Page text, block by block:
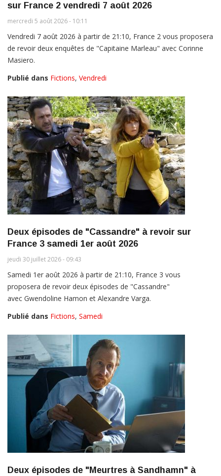
sur France 2 vendredi 7 août 2026
mercredi 5 août 2026 - 10:11
Vendredi 7 août 2026 à partir de 21:10, France 2 vous proposera
de revoir deux enquêtes de "Capitaine Marleau" avec Corinne
Masiero.
Publié dans Fictions, Vendredi
Deux épisodes de "Cassandre" à revoir sur
France 3 samedi 1er août 2026
jeudi 30 juillet 2026 - 09:43
Samedi 1er août 2026 à partir de 21:10, France 3 vous
proposera de revoir deux épisodes de "Cassandre"
avec Gwendoline Hamon et Alexandre Varga.
Publié dans Fictions, Samedi
Deux épisodes de "Meurtres à Sandhamn" à